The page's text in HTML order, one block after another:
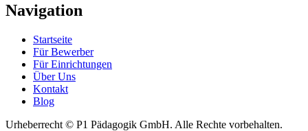
Navigation
Startseite
Für Bewerber
Für Einrichtungen
Über Uns
Kontakt
Blog
Urheberrecht © P1 Pädagogik GmbH. Alle Rechte vorbehalten.